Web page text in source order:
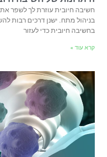
חשיבה חיובית עוזרת לך לשפר
בניהול מתח. ישנן דרכים רבות
בחשיבה חיובית כדי לעזור
קרא עוד »